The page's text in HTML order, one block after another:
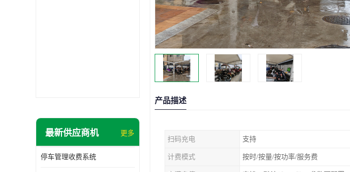
最新供应商机 更多
停车管理收费系统
产品描述
扫码充电 支持
计费模式 按时/按量/按功率/服务费